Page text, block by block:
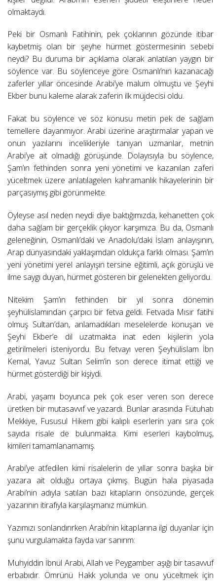
olmaktaydı.
Peki bir Osmanlı Fatihinin, pek çoklarının gözünde itibar
kaybetmiş olan bir şeyhe hürmet göstermesinin sebebi
neydi? Bu duruma bir açıklama olarak anlatılan yaygın bir
söylence var. Bu söylenceye göre Osmanlı’nın kazanacağı
zaferler yıllar öncesinde Arabi’ye malum olmuştu ve Şeyhi
Ekber bunu kaleme alarak zaferin ilk müjdecisi oldu.
Fakat bu söylence ve söz konusu metin pek de sağlam
temellere dayanmıyor. Arabi üzerine araştırmalar yapan ve
onun yazılarını incelikleriyle tanıyan uzmanlar, metnin
Arabi’ye ait olmadığı görüşünde. Dolayısıyla bu söylence,
Şam’ın fethinden sonra yeni yönetimi ve kazanılan zaferi
yüceltmek üzere anlatılagelen kahramanlık hikayelerinin bir
parçasıymış gibi görünmekte.
Öyleyse asıl neden neydi diye baktığımızda, kehanetten çok
daha sağlam bir gerçeklik çıkıyor karşımıza. Bu da, Osmanlı
geleneğinin, Osmanlı’daki ve Anadolu’daki İslam anlayışının,
Arap dünyasındaki yaklaşımdan oldukça farklı olması. Şam’ın
yeni yönetimi yerel anlayışın tersine eğitimli, açık görüşlü ve
ilme saygı duyan, hürmet gösteren bir gelenekten geliyordu.
Nitekim Şam’ın fethinden bir yıl sonra dönemin
şeyhülislamından çarpıcı bir fetva geldi. Fetvada Mısır fatihi
olmuş Sultan’dan, anlamadıkları meselelerde konuşan ve
Şeyhi Ekber’e dil uzatmakta inat eden kişilerin yola
getirilmeleri isteniyordu. Bu fetvayı veren Şeyhülislam İbn
Kemal, Yavuz Sultan Selim’in son derece itimat ettiği ve
hürmet gösterdiği bir kişiydi.
Arabi, yaşamı boyunca pek çok eser veren son derece
üretken bir mutasavvıf ve yazardı. Bunlar arasında Fütuhatı
Mekkiye, Fususul Hikem gibi kalıplı eserlerin yanı sıra çok
sayıda risale de bulunmakta. Kimi eserleri kaybolmuş,
kimileri tamamlanamamış.
Arabi’ye atfedilen kimi risalelerin de yıllar sonra başka bir
yazara ait olduğu ortaya çıkmış. Bugün hala piyasada
Arabi’nin adıyla satılan bazı kitapların önsözünde, gerçek
yazarının itirafıyla karşılaşmanız mümkün.
Yazımızı sonlandırırken Arabi’nin kitaplarına ilgi duyanlar için
şunu vurgulamakta fayda var sanırım:
Muhyiddin İbnül Arabi, Allah ve Peygamber aşığı bir tasavvuf
erbabıdır. Ömrünü Hakk yolunda ve onu yüceltmek için